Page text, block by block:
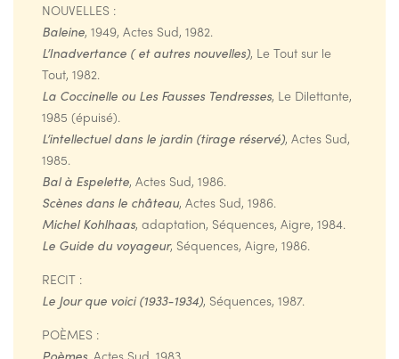
NOUVELLES :
Baleine, 1949, Actes Sud, 1982.
L’Inadvertance ( et autres nouvelles), Le Tout sur le
Tout, 1982.
La Coccinelle ou Les Fausses Tendresses, Le Dilettante,
1985 (épuisé).
L’intellectuel dans le jardin (tirage réservé), Actes Sud,
1985.
Bal à Espelette, Actes Sud, 1986.
Scènes dans le château, Actes Sud, 1986.
Michel Kohlhaas, adaptation, Séquences, Aigre, 1984.
Le Guide du voyageur, Séquences, Aigre, 1986.
RECIT :
Le Jour que voici (1933-1934), Séquences, 1987.
POÈMES :